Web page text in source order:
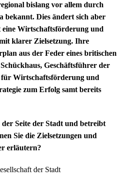
bislang vor allem durch
bekannt. Dies ändert sich aber
Wirtschaftsförderung und
klarer Zielsetzung. Ihre
aus der Feder eines britischen
Geschäftsführer der
für Wirtschaftsförderung und
zum Erfolg samt bereits
Seite der Stadt und betreibt
Sie die Zielsetzungen und
erläutern?
der Stadt